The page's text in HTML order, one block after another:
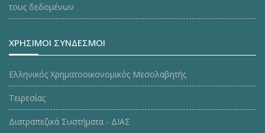
τους δεδομένων
ΧΡΗΣΙΜΟΙ ΣΥΝΔΕΣΜΟΙ
Ελληνικός Χρηματοοικονομικός Μεσολαβητής
Τειρεσίας
Διατραπεζικά Συστήματα - ΔΙΑΣ